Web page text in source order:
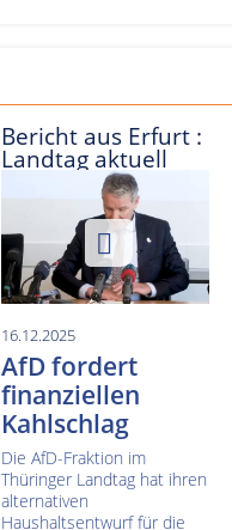
Bericht aus Erfurt :
Landtag aktuell
16.12.2025
AfD fordert
finanziellen
Kahlschlag
Die AfD-Fraktion im
Thüringer Landtag hat ihren
alternativen
Haushaltsentwurf für die